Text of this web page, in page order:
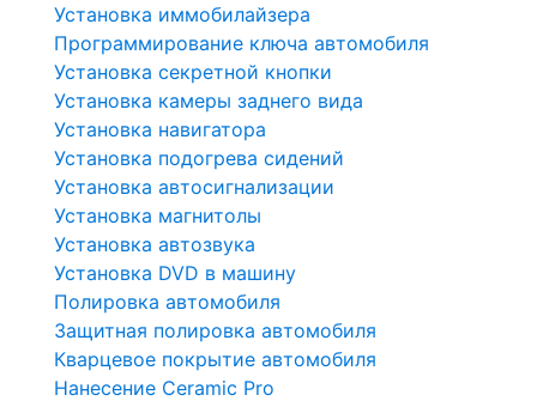
Установка иммобилайзера
Программирование ключа автомобиля
Установка секретной кнопки
Установка камеры заднего вида
Установка навигатора
Установка подогрева сидений
Установка автосигнализации
Установка магнитолы
Установка автозвука
Установка DVD в машину
Полировка автомобиля
Защитная полировка автомобиля
Кварцевое покрытие автомобиля
Нанесение Ceramic Pro